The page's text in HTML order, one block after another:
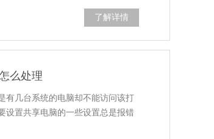
了解详情
么处理
有几台系统的电脑却不能访问该打
设置共享电脑的一些设置总是报错